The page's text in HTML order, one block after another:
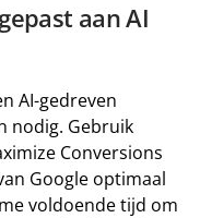
aan AI
AI-gedreven
nodig. Gebruik
Google optimaal
voldoende tijd om